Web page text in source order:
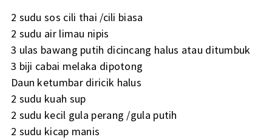
2 sudu sos cili thai /cili biasa
2 sudu air limau nipis
3 ulas bawang putih dicincang halus atau ditumbuk
3 biji cabai melaka dipotong
Daun ketumbar diricik halus
2 sudu kuah sup
2 sudu kecil gula perang /gula putih
2 sudu kicap manis